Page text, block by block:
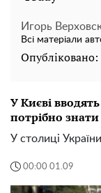
Игорь
Всі матеріали
Опубліковано:
У Києві
потрібно
У столиці
00:00 01.09